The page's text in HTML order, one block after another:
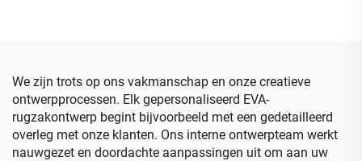
We zijn trots op ons vakmanschap en onze creatieve
ontwerpprocessen. Elk gepersonaliseerd EVA-
rugzakontwerp begint bijvoorbeeld met een gedetailleerd
overleg met onze klanten. Ons interne ontwerpteam werkt
nauwgezet en doordachte aanpassingen uit om aan uw